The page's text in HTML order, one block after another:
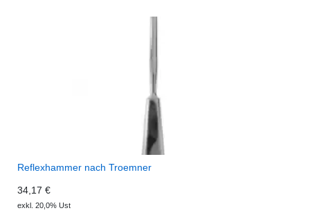
Reflexhammer nach Troemner
34,17 €
exkl. 20,0% Ust